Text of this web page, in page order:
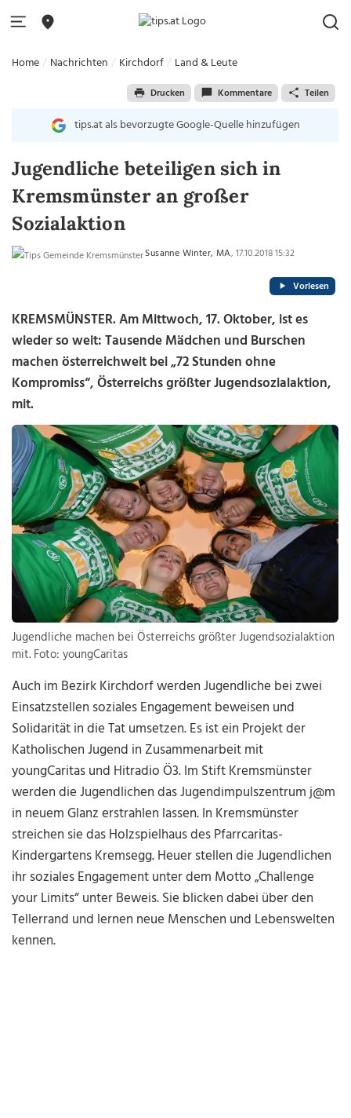
Home Nachrichten Kirchdorf Land & Leute
Drucken Kommentare Teilen
tips.at als bevorzugte Google-Quelle hinzufügen
Jugendliche beteiligen sich in
Kremsmünster an großer
Sozialaktion
Susanne Winter, MA, 17.10.2018 15:32
Vorlesen
KREMSMÜNSTER. Am Mittwoch, 17. Oktober, ist es
wieder so weit: Tausende Mädchen und Burschen
machen österreichweit bei „72 Stunden ohne
Kompromiss“, Österreichs größter Jugendsozialaktion,
mit.
Jugendliche machen bei Österreichs größter Jugendsozialaktion
mit. Foto: youngCaritas
Auch im Bezirk Kirchdorf werden Jugendliche bei zwei
Einsatzstellen soziales Engagement beweisen und
Solidarität in die Tat umsetzen. Es ist ein Projekt der
Katholischen Jugend in Zusammenarbeit mit
youngCaritas und Hitradio Ö3. Im Stift Kremsmünster
werden die Jugendlichen das Jugendimpulszentrum j@m
in neuem Glanz erstrahlen lassen. In Kremsmünster
streichen sie das Holzspielhaus des Pfarrcaritas-
Kindergartens Kremsegg. Heuer stellen die Jugendlichen
ihr soziales Engagement unter dem Motto „Challenge
your Limits“ unter Beweis. Sie blicken dabei über den
Tellerrand und lernen neue Menschen und Lebenswelten
kennen.